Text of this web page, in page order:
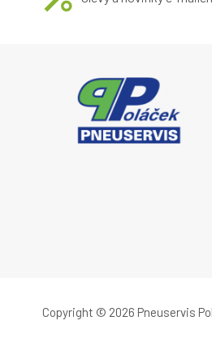
Copyright © 2026 Pneuservis